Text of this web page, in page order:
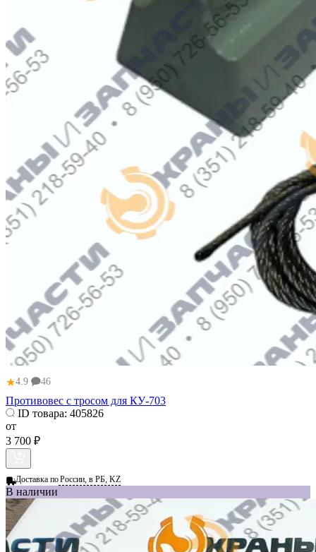
★4.9 46
Противовес с тросом для КУ-703
ID товара: 405826
от
3 700 ₽
Доставка поРоссии, в РБ, KZ
В наличии